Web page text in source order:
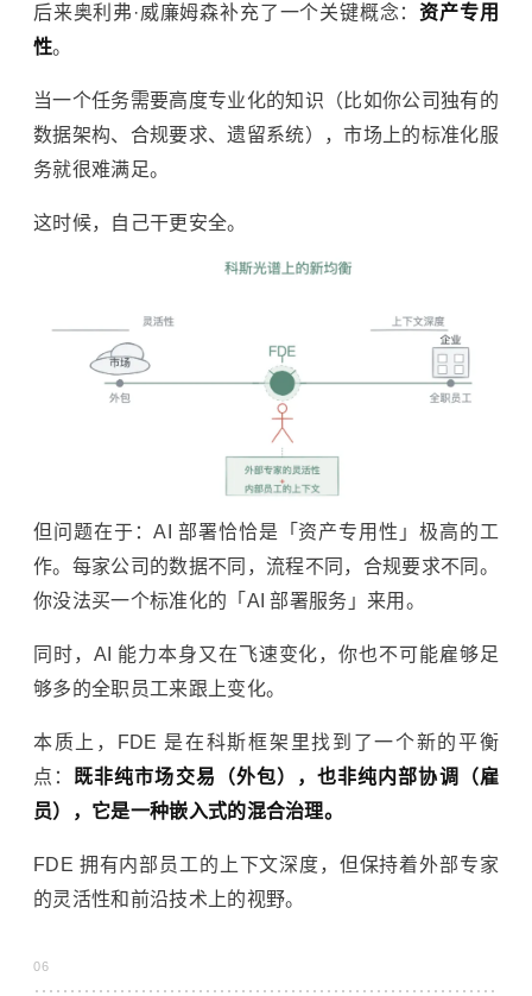
后来奥利弗·威廉姆森补充了一个关键概念：资产专用
性。
当一个任务需要高度专业化的知识（比如你公司独有的
数据架构、合规要求、遗留系统），市场上的标准化服
务就很难满足。
这时候，自己干更安全。
但问题在于：AI 部署恰恰是「资产专用性」极高的工
作。每家公司的数据不同，流程不同，合规要求不同。
你没法买一个标准化的「AI 部署服务」来用。
同时，AI 能力本身又在飞速变化，你也不可能雇够足
够多的全职员工来跟上变化。
本质上，FDE 是在科斯框架里找到了一个新的平衡
点： 既非纯市场交易（外包），也非纯内部协调（雇
员），它是一种嵌入式的混合治理。
FDE 拥有内部员工的上下文深度，但保持着外部专家
的灵活性和前沿技术上的视野。
06